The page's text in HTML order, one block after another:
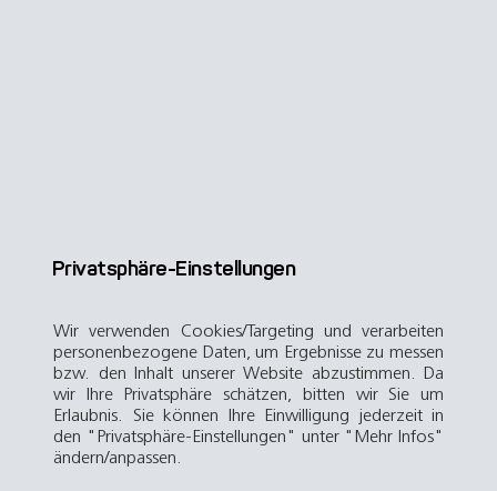
Privatsphäre-Einstellungen
Wir verwenden Cookies/Targeting und verarbeiten
personenbezogene Daten, um Ergebnisse zu messen
bzw. den Inhalt unserer Website abzustimmen. Da
wir Ihre Privatsphäre schätzen, bitten wir Sie um
Erlaubnis. Sie können Ihre Einwilligung jederzeit in
den "Privatsphäre-Einstellungen" unter "Mehr Infos"
ändern/anpassen.